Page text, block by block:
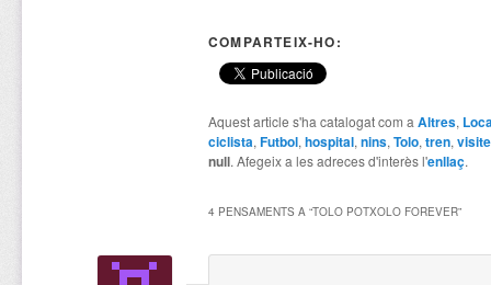
COMPARTEIX-HO:
Aquest article s'ha catalogat com a Altres,
ciclista, Futbol, hospital, nins, Tolo, tren,
null. Afegeix a les adreces d'interès l'enllaç.
4 PENSAMENTS A “TOLO POTXOLO FOREVER”